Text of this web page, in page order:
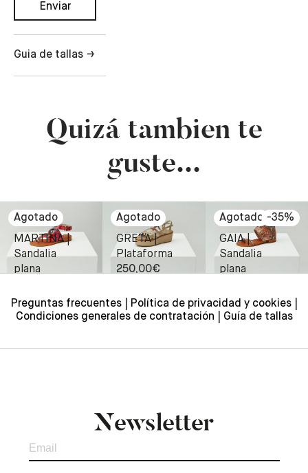
Guia de tallas
Quizá tambien te
guste...
MARTINA |
Sandalia
plana
GRETA |
Plataforma
250,00€
-35%
GAIA |
Sandalia
plana
Preguntas frecuentes
Política de privacidad y cookies
Condiciones generales de contratación
Guía de tallas
Newsletter